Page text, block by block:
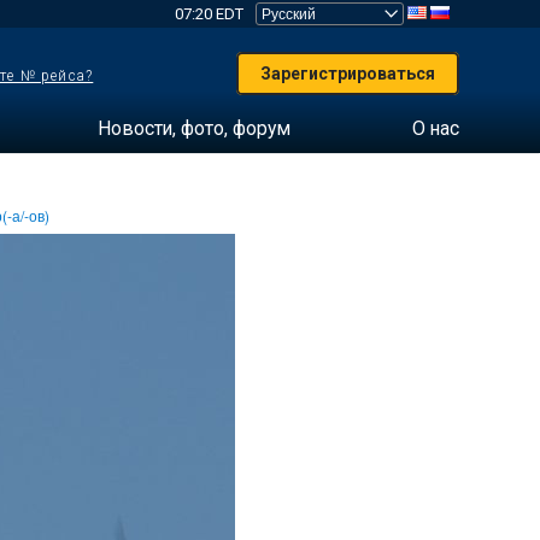
07:20 EDT
№ рейса? Зарегистрироваться
Новости, фото, форум О нас
а/-ов)